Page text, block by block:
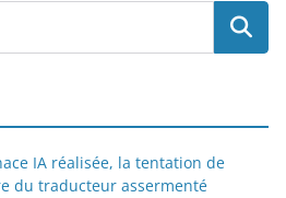
IA réalisée, la tentation de
du traducteur assermenté